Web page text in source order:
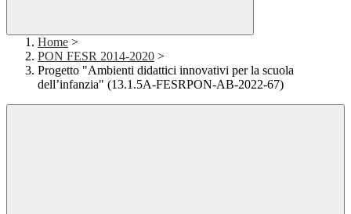
Home >
PON FESR 2014-2020 >
Progetto "Ambienti didattici innovativi per la scuola
dell’infanzia" (13.1.5A-FESRPON-AB-2022-67)